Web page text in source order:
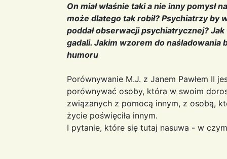
On miał właśnie taki a nie inny pomysł
może dlatego tak robił? Psychiatrzy by
poddał obserwacji psychiatrycznej?
gadali. Jakim wzorem do naśladowania
humoru
Porównywanie M.J. z Janem Pawłem II
porównywać osoby, która w swoim
związanych z pomocą innym, z osobą,
życie poświęciła innym.
I pytanie, które się tutaj nasuwa - w